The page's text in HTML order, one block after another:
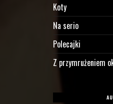
Koty
Na serio
Polecajki
Z przymrużeniem